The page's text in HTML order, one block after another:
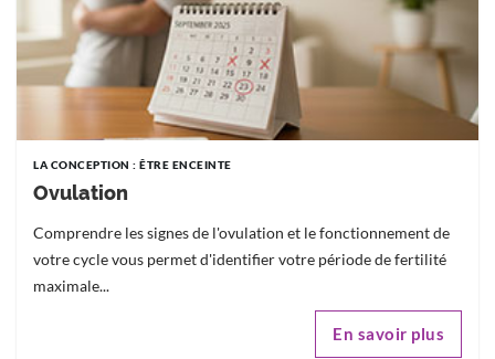
LA CONCEPTION : ÊTRE ENCEINTE
Ovulation
Comprendre les signes de l'ovulation et le fonctionnement de
votre cycle vous permet d'identifier votre période de fertilité
maximale...
En savoir plus